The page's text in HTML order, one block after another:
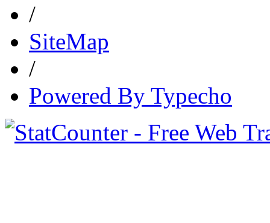
/
SiteMap
/
Powered By Typecho